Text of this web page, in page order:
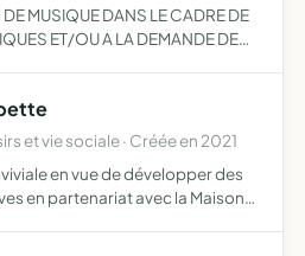
MUSIQUE DANS LE CADRE DE
ET/OU A LA DEMANDE DE
et vie sociale · Créée en 2021
en vue de développer des
en partenariat avec la Maison